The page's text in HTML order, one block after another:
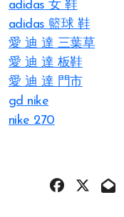
adidas 女 鞋
adidas 籃球 鞋
愛 迪 達 三葉草
愛 迪 達 板鞋
愛 迪 達 門市
gd nike
nike 270